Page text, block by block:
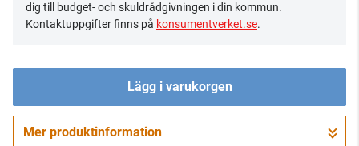
dig till budget- och skuldrådgivningen i din kommun.
Kontaktuppgifter finns på konsumentverket.se.
Lägg i varukorgen
Gå till kassan
Mer produktinformation